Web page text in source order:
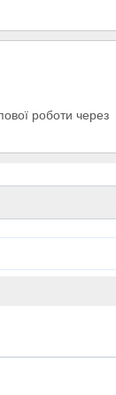
роботи через